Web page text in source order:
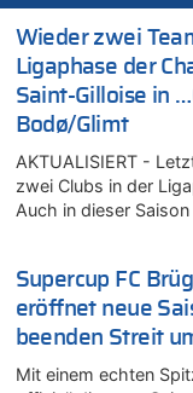
Wieder zwei
Ligaphase der
Saint-Gilloise in
Bodø/Glimt
AKTUALISIERT -
zwei Clubs in der
Auch in dieser
Supercup FC
eröffnet neue
beenden Streit
Mit einem echten